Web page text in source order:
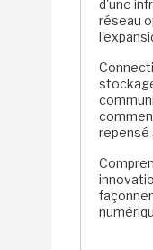
d'une
réseau
repensé